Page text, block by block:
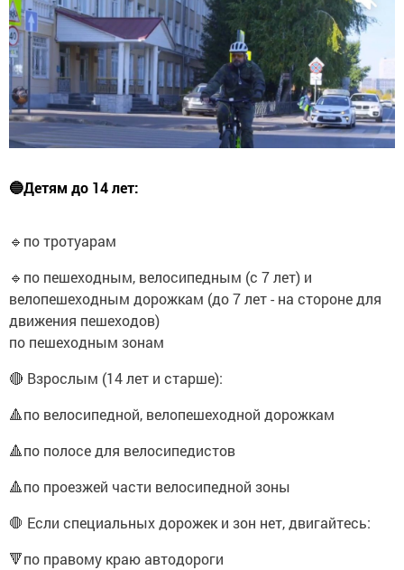
🔵Детям до 14 лет:
🔹по тротуарам
🔹по пешеходным, велосипедным (с 7 лет) и
велопешеходным дорожкам (до 7 лет - на стороне для
движения пешеходов)
по пешеходным зонам
🔴 Взрослым (14 лет и старше):
🔺по велосипедной, велопешеходной дорожкам
🔺по полосе для велосипедистов
🔺по проезжей части велосипедной зоны
🛑 Если специальных дорожек и зон нет, двигайтесь:
🔻по правому краю автодороги